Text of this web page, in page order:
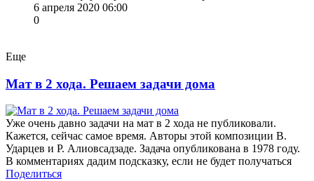
6 апреля 2020 06:00
0
Еще
Мат в 2 хода. Решаем задачи дома
Уже очень давно задачи на мат в 2 хода не публиковали.
Кажется, сейчас самое время. Авторы этой композиции В.
Ударцев и Р. Алиовсадзаде. Задача опубликована в 1978 году.
В комментариях дадим подсказку, если не будет получаться
Поделиться